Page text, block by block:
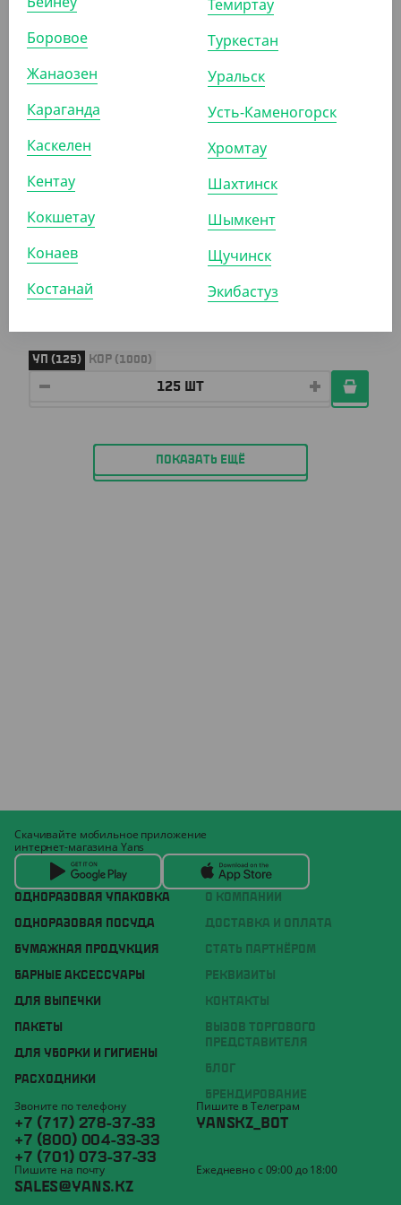
мм, Lamina
УП (125)
АРТ. 2907001
5 287.50
Контейнер алюминиевый C195, 750 мл, 192*141*53
УП (125) КОР (1000)
ПОКАЗАТЬ ЕЩЁ
ОДНОРАЗОВАЯ УПАКОВКА
ОДНОРАЗОВАЯ ПОСУДА
БУМАЖНАЯ ПРОДУКЦИЯ
БАРНЫЕ АКСЕССУАРЫ
ДЛЯ ВЫПЕЧКИ
ПАКЕТЫ
ДЛЯ УБОРКИ И ГИГИЕНЫ
РАСХОДНИКИ
О КОМПАНИИ
ДОСТАВКА И ОПЛАТА
СТАТЬ ПАРТНЁРОМ
РЕКВИЗИТЫ
КОНТАКТЫ
ВЫЗОВ ТОРГОВОГО
ПРЕДСТАВИТЕЛЯ
БЛОГ
БРЕНДИРОВАНИЕ
Скачивайте мобильное приложение
интернет-магазина Yans
Звоните по телефону
+7 (717) 278-37-33
+7 (800) 004-33-33
+7 (701) 073-37-33
Пишите в Телеграм
YANSKZ_BOT
Пишите на почту
SALES@YANS.KZ
Ежедневно с 09:00 до 18:00
Боровое
Жанаозен
Караганда
Каскелен
Кентау
Кокшетау
Конаев
Костанай
Темиртау
Туркестан
Уральск
Усть-Каменогорск
Хромтау
Шахтинск
Шымкент
Щучинск
Экибастуз